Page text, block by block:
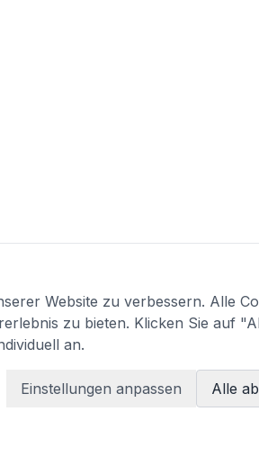
Website zu verbessern. Alle
zu bieten. Klicken Sie auf
an.
Einstellungen anpassen Alle